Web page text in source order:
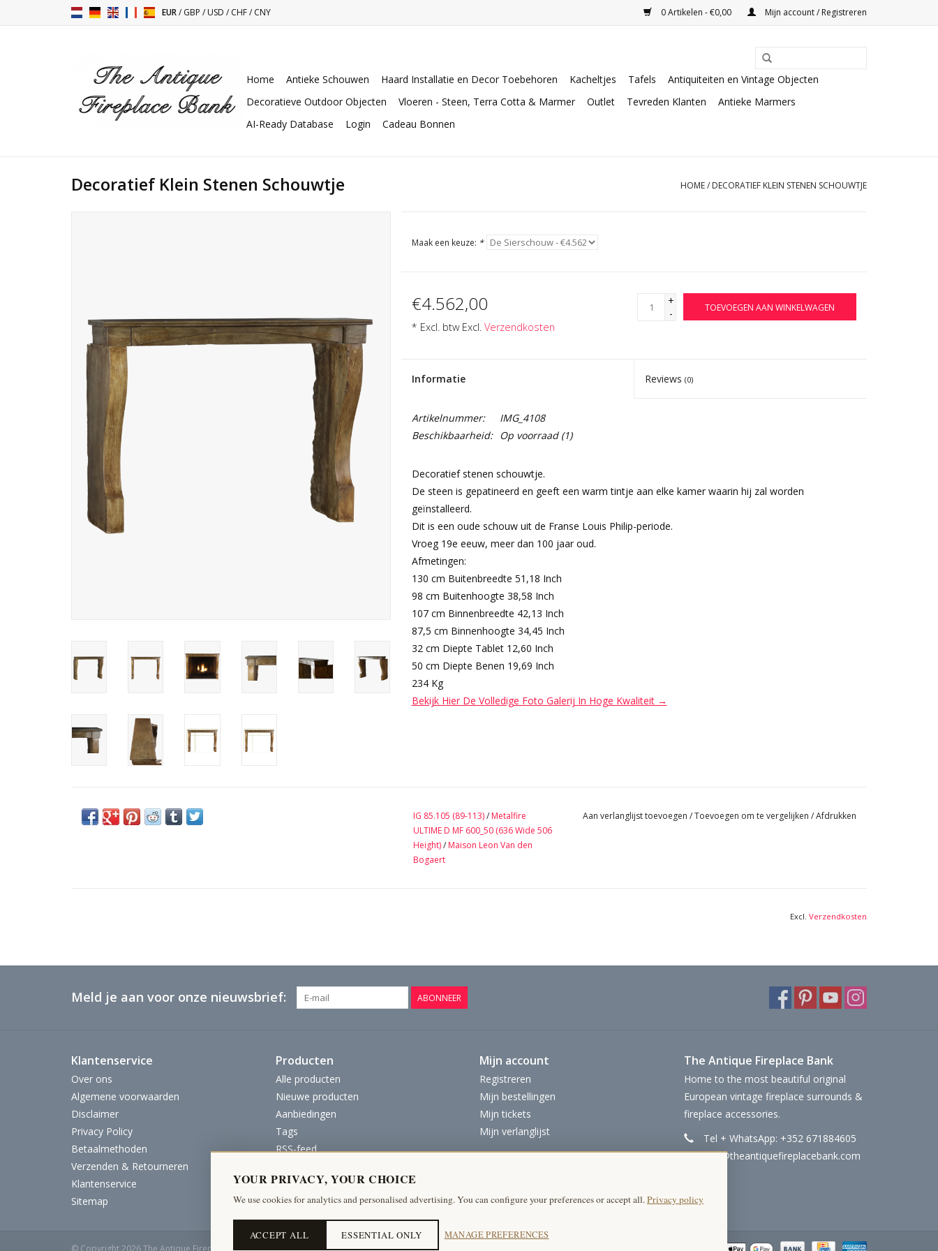
EUR/GBP /USD /CHF/CNY 0 Artikelen - €0,00 Mijn account / Registreren
Home Antieke Schouwen Haard Installatie en Decor Toebehoren Kacheltjes Tafels
Antiquiteiten en Vintage Objecten
Decoratieve Outdoor Objecten
Vloeren - Steen, Terra Cotta & Marmer Outlet Tevreden Klanten
Antieke Marmers
AI-Ready Database
Login Cadeau Bonnen
Decoratief Klein Stenen Schouwtje HOME/ DECORATIEF KLEIN STENEN SCHOUWTJE
Maak een keuze: *
€4.562,00
* Excl. btw Excl. Verzendkosten
+
-
TOEVOEGEN AAN WINKELWAGEN
Informatie Reviews(0)
Artikelnummer:
IMG_4108
Beschikbaarheid:
Op voorraad(1)
Decoratief stenen schouwtje.
De steen is gepatineerd en geeft een warm tintje aan elke kamer waarin hij zal worden
geïnstalleerd.
Dit is een oude schouw uit de Franse Louis Philip-periode.
Vroeg 19e eeuw, meer dan 100 jaar oud.
Afmetingen:
130 cm Buitenbreedte 51,18 Inch
98 cm Buitenhoogte 38,58 Inch
107 cm Binnenbreedte 42,13 Inch
87,5 cm Binnenhoogte 34,45 Inch
32 cm Diepte Tablet 12,60 Inch
50 cm Diepte Benen 19,69 Inch
234 Kg
Bekijk Hier De Volledige Foto Galerij In Hoge Kwaliteit →
IG 85.105 (89-113)/ Metalfire
ULTIME D MF 600_50 (636 Wide 506
Height)/ Maison Leon Van den
Bogaert
Aan verlanglijst toevoegen /Toevoegen om te vergelijken /Afdrukken
Excl. Verzendkosten
Meld je aan voor onze nieuwsbrief: ABONNEER
Klantenservice
Over ons
Algemene voorwaarden
Disclaimer
Privacy Policy
Betaalmethoden
Verzenden & Retourneren
Klantenservice
Sitemap
Producten
Alle producten
Nieuwe producten
Aanbiedingen
Tags
RSS-feed
Mijn account
Registreren
Mijn bestellingen
Mijn tickets
Mijn verlanglijst
The Antique Fireplace Bank
Home to the most beautiful original
European vintage fireplace surrounds &
fireplace accessories.
Tel + WhatsApp: +352 671884605
info@theantiquefireplacebank.com
YOUR PRIVACY, YOUR CHOICE
We use cookies for analytics and personalised advertising. You can configure your preferences or accept all.Privacy policy
ACCEPT ALL ESSENTIAL ONLY MANAGE PREFERENCES